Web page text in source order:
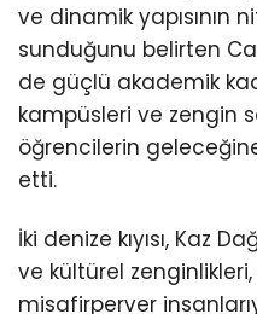
ve dinamik yapısının
sunduğunu belirten
de güçlü akademik
kampüsleri ve zengin
öğrencilerin
etti.
İki denize kıyısı, Kaz
ve kültürel
misafirperver